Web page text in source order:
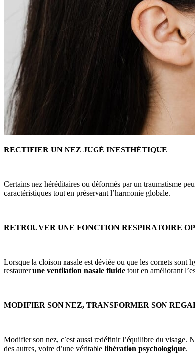
RECTIFIER UN NEZ JUGÉ INESTHÉTIQUE
Certains nez héréditaires ou déformés par un traumatisme
caractéristiques tout en préservant l’harmonie globale.
RETROUVER UNE FONCTION RESPIRATOIRE
Lorsque la cloison nasale est déviée ou que les cornets sont
restaurerune ventilation nasale fluide tout en améliorant
MODIFIER SON NEZ, TRANSFORMER SON
Modifier son nez, c’est aussi redéfinir l’équilibre du visage.
des autres, voire d’une véritable libération psychologique.